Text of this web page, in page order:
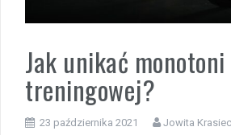
Jak unikać monotoni
treningowej?
23 października 2021 Jowita